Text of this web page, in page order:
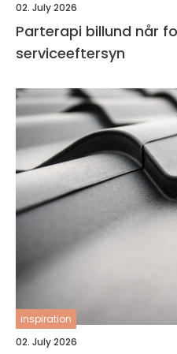
02. July 2026
Parterapi billund når forholdet har brug for et
serviceeftersyn
inspiration
02. July 2026